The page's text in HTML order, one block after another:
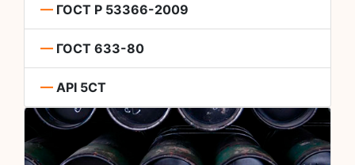
— ГОСТ Р 53366-2009
— ГОСТ 633-80
— API 5CT